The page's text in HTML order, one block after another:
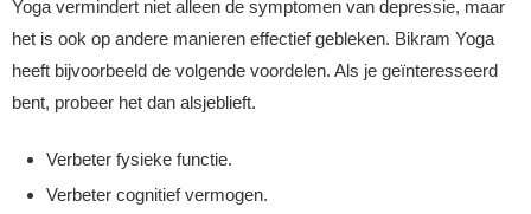
Yoga vermindert niet alleen de symptomen van depressie, maar
het is ook op andere manieren effectief gebleken. Bikram Yoga
heeft bijvoorbeeld de volgende voordelen. Als je geïnteresseerd
bent, probeer het dan alsjeblieft.
Verbeter fysieke functie.
Verbeter cognitief vermogen.